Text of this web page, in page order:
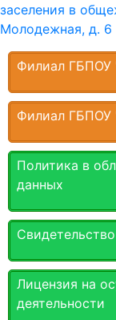
заселения в
Молодежная, д. 6
Филиал ГБПОУ
Филиал ГБПОУ
Политика в
данных
Лицензия на
деятельности